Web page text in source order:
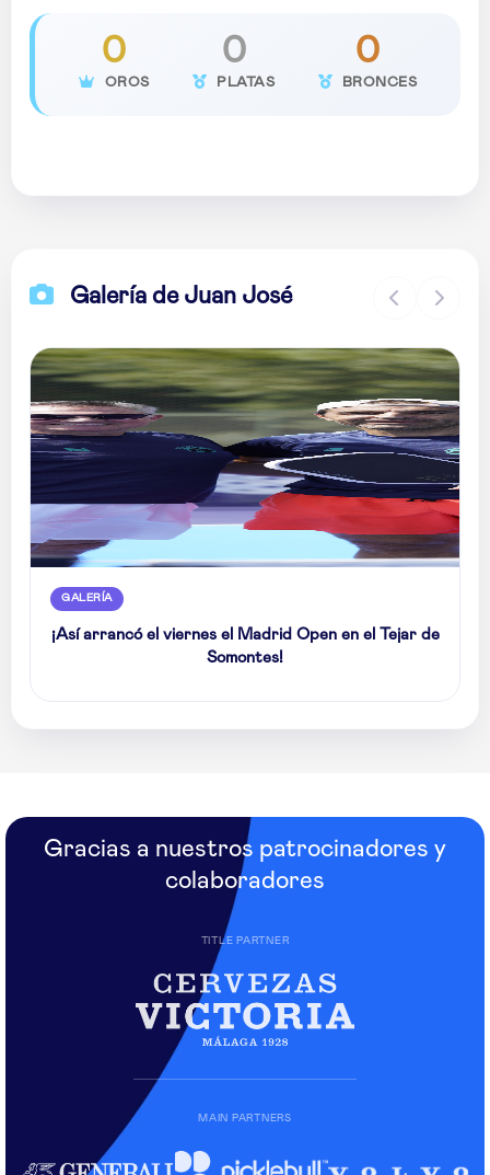
0
OROS
0
PLATAS
0
BRONCES
Galería de Juan José
GALERÍA
¡Así arrancó el viernes el Madrid Open en el Tejar de
Somontes!
Gracias a nuestros patrocinadores y
colaboradores
TITLE PARTNER
MAIN PARTNERS